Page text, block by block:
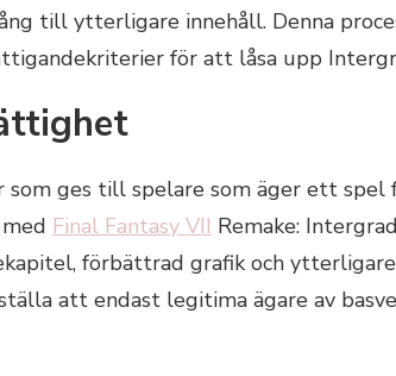
till ytterligare innehåll. Denna
för att låsa upp
som ges till spelare som äger ett
Final Fantasy VII Remake:
förbättrad grafik och ytterligare
att endast legitima ägare av